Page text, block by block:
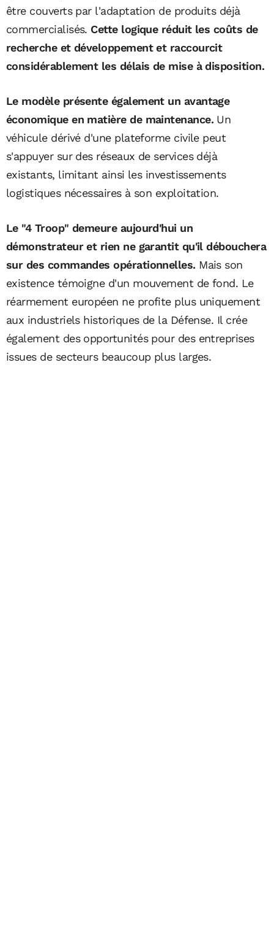
être couverts par l'adaptation de produits déjà
commercialisés. Cette logique réduit les coûts de
recherche et développement et raccourcit
considérablement les délais de mise à disposition.
Le modèle présente également un avantage
économique en matière de maintenance. Un
véhicule dérivé d'une plateforme civile peut
s'appuyer sur des réseaux de services déjà
existants, limitant ainsi les investissements
logistiques nécessaires à son exploitation.
Le "4 Troop" demeure aujourd'hui un
démonstrateur et rien ne garantit qu'il débouchera
sur des commandes opérationnelles. Mais son
existence témoigne d'un mouvement de fond. Le
réarmement européen ne profite plus uniquement
aux industriels historiques de la Défense. Il crée
également des opportunités pour des entreprises
issues de secteurs beaucoup plus larges.